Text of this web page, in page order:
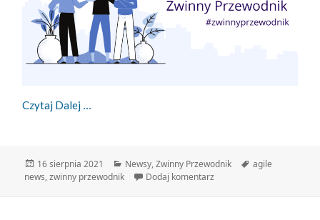
Czytaj Dalej
Data
publikacji
16 sierpnia 2021 Kategorie
Newsy,Zwinny Przewodnik Tagi
agile
news,zwinny przewodnik Dodaj komentarz